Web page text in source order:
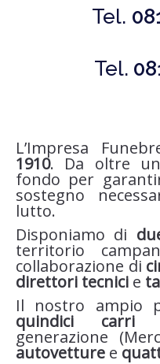
Tel.
Tel.
L’Impresa
1910. Da oltre
fondo per
sostegno
lutto.
Disponiamo di
territorio
collaborazione di
direttori tecnici e
Il nostro ampio
quindici carri
generazione
autovetture e